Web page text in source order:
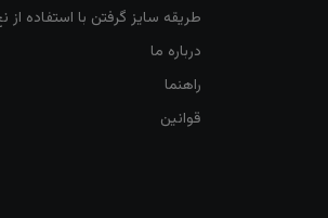
طریقه سایز گرفتن با استفاده از
درباره ما
راهنما
قوانین